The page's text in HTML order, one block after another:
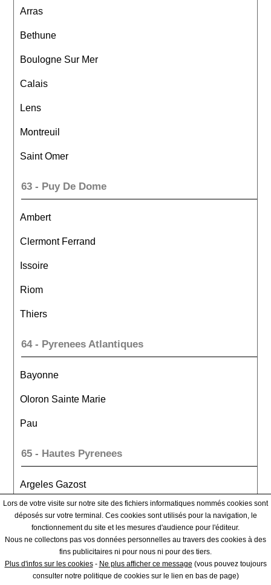
Arras
Bethune
Boulogne Sur Mer
Calais
Lens
Montreuil
Saint Omer
63 - Puy De Dome
Ambert
Clermont Ferrand
Issoire
Riom
Thiers
64 - Pyrenees Atlantiques
Bayonne
Oloron Sainte Marie
Pau
65 - Hautes Pyrenees
Argeles Gazost
Bagneres De Bigorre
Tarbes
66 - Pyrenees Orientales
Lors de votre visite sur notre site des fichiers informatiques nommés cookies sont
déposés sur votre terminal. Ces cookies sont utilisés pour la navigation, le
fonctionnement du site et les mesures d'audience pour l'éditeur.
Nous ne collectons pas vos données personnelles au travers des cookies à des
fins publicitaires ni pour nous ni pour des tiers.
Plus d'infos sur les cookies- Ne plus afficher ce message (vous pouvez toujours
consulter notre politique de cookies sur le lien en bas de page)